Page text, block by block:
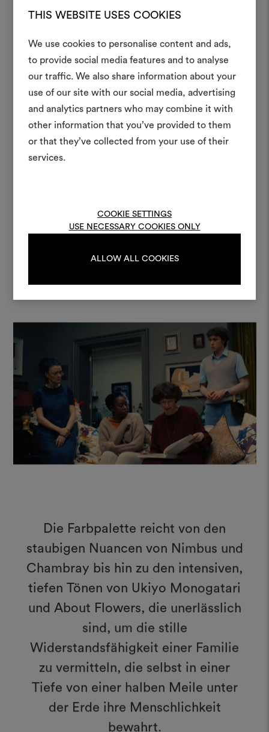
THIS WEBSITE USES COOKIES
We use cookies to personalise content and ads,
to provide social media features and to analyse
our traffic. We also share information about your
use of our site with our social media, advertising
and analytics partners who may combine it with
other information that you’ve provided to them
or that they’ve collected from your use of their
services.
COOKIE SETTINGS
USE NECESSARY COOKIES ONLY
ALLOW ALL COOKIES
„Für die Gestaltung der
unterirdischen Welt von The End
suchten wir nach Stoffen, die
Emotionen wecken und der
Umgebung Authentizität verleihen.
Die hochwertige Materialität und
dem Design, das ich mir vorgestellt
hatte […].” — Jette Lehmann,
Produktionsdesignerin
Die Farbpalette reicht von den
staubigen Nuancen von Nimbus und
Chambray bis hin zu den intensiven,
tiefen Tönen von Ukiyo Monogatari
und About Flowers, die unerlässlich
sind, um die stille
Widerstandsfähigkeit einer Familie
zu vermitteln, die selbst in einer
Tiefe von einer halben Meile unter
der Erde ihre Menschlichkeit
bewahrt.
Ein
erstellen
Ein interaktives Tool, mit
Ideen zum Leben
anderen teilen können,